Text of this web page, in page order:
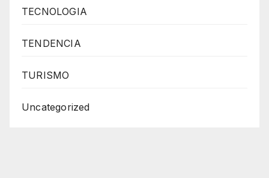
TECNOLOGIA
TENDENCIA
TURISMO
Uncategorized